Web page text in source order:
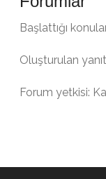
Başlattığı
Oluşturulan
Forum yetkisi: